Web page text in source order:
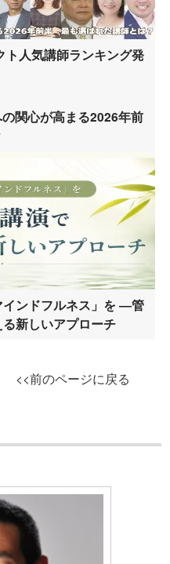
ト人気講師ランキング発
関心が高まる2026年前
ンドフルネス」を ―管
新しいアプローチ
<<前のページに戻る